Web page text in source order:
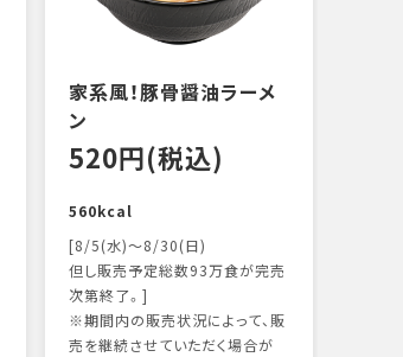
家系風！豚骨醤油ラーメ
ン
520円(税込)
560kcal
[8/5(水)～8/30(日)
但し販売予定総数93万食が完売
次第終了。]
※期間内の販売状況によって、販
売を継続させていただく場合が